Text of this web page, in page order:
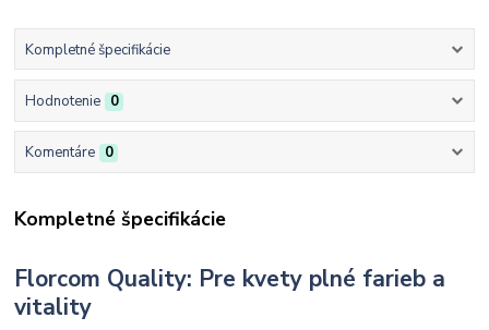
Kompletné špecifikácie
Hodnotenie 0
Komentáre 0
Kompletné špecifikácie
Florcom Quality: Pre kvety plné farieb a
vitality